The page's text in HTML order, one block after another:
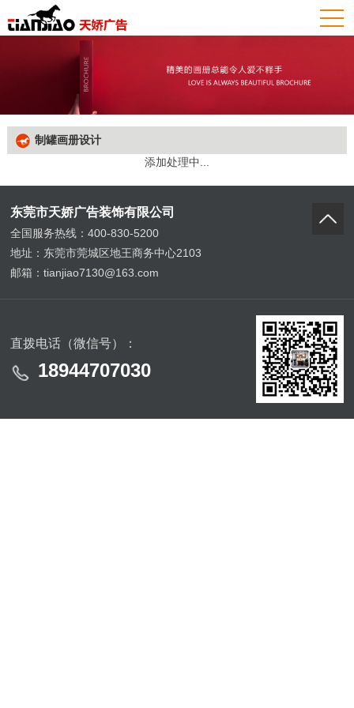
制罐画册设计
添加处理中...
东莞市天娇广告装饰有限公司
全国服务热线：400-830-5200
地址：东莞市莞城区地王商务中心2103
邮箱：tianjiao7130@163.com
直拨电话（微信号）：
18944707030